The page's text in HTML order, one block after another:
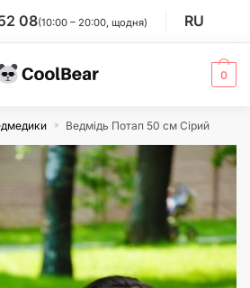
08(10:00 – 20:00, щодня) RU
0
» Ведмідь Потап 50 см Сірий